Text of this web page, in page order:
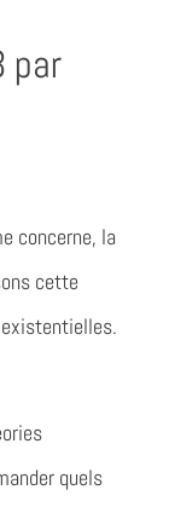
par
concerne, la
cette
quels